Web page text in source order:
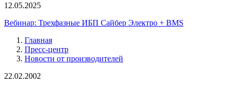
12.05.2025
Вебинар: Трехфазные ИБП Сайбер Электро + BMS
Главная
Пресс-центр
Новости от производителей
22.02.2002